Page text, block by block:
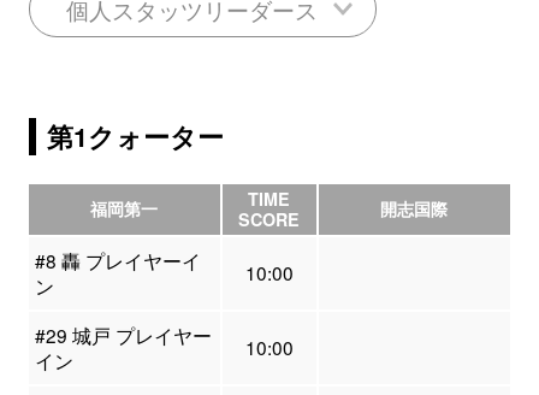
個人スタッツリーダース
第1クォーター
福岡第一
TIME
SCORE
開志国際
#8 轟 プレイヤーイ
ン
10:00
#29 城戸 プレイヤー
イン
10:00